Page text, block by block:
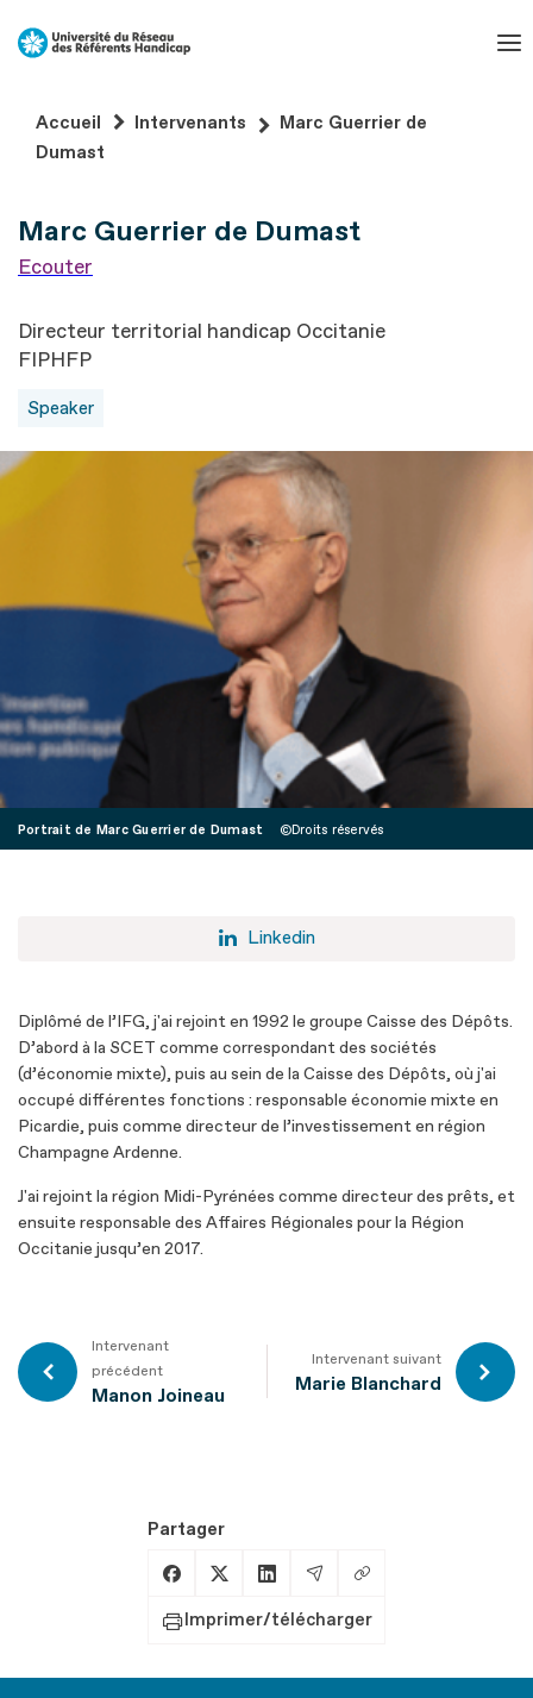
Aller
Aller
au
page
Accueil Intervenants
Marc Guerrier de
Dumast
Portrait de Marc Guerrier de Dumast Droits réservés
Marc Guerrier de Dumast
Ecouter
Directeur territorial handicap Occitanie
FIPHFP
Speaker
Linkedin
Diplômé de l’IFG, j'ai rejoint en 1992 le groupe Caisse des Dépôts.
D’abord à la SCET comme correspondant des sociétés
(d’économie mixte), puis au sein de la Caisse des Dépôts, où j'ai
occupé différentes fonctions : responsable économie mixte en
Picardie, puis comme directeur de l’investissement en région
Champagne Ardenne.
J'ai rejoint la région Midi-Pyrénées comme directeur des prêts, et
ensuite responsable des Affaires Régionales pour la Région
Occitanie jusqu’en 2017.
Intervenant
précédent
Manon Joineau
Intervenant suivant
Marie Blanchard
Partager
Partager sur Facebook
Partager sur X
Partager sur LinkedIn
Partager par Email
Copier le lien
Imprimer/télécharger